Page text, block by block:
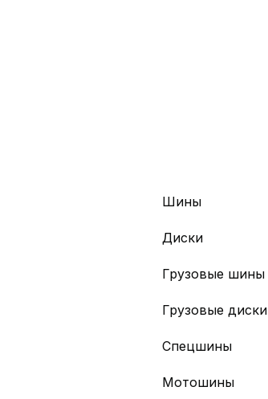
Шины
Диски
Грузовые шины
Грузовые диски
Спецшины
Мотошины